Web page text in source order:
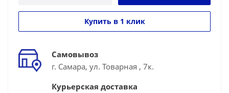
Купить в 1 клик
Самовывоз
г. Самара, ул. Товарная , 7к.
Курьерская доставка